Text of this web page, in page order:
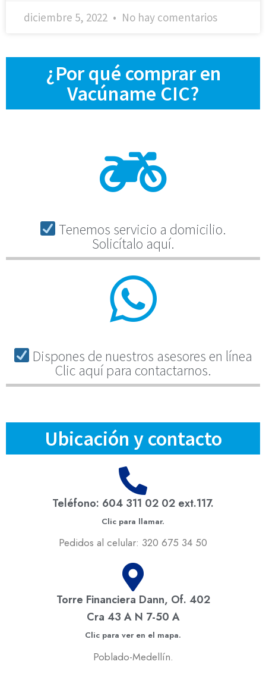
diciembre 5, 2022 No hay comentarios
¿Por qué comprar en
Vacúname CIC?
Tenemos servicio a domicilio.
Solicítalo aquí.
Dispones de nuestros asesores en línea
Clic aquí para contactarnos.
Ubicación y contacto
Teléfono: 604 311 02 02 ext.117.
Clic para llamar.
Pedidos al celular: 320 675 34 50
Torre Financiera Dann, Of. 402
Cra 43 A N 7-50 A
Clic para ver en el mapa.
Poblado-Medellín.